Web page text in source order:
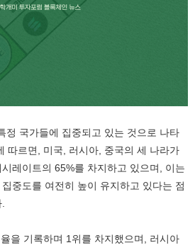
정 국가들에 집중되고 있는 것으로 나타
따르면, 미국, 러시아, 중국의 세 나라가
레이트의 65%를 차지하고 있으며, 이는
중도를 여전히 높이 유지하고 있다는 점
을 기록하며 1위를 차지했으며, 러시아